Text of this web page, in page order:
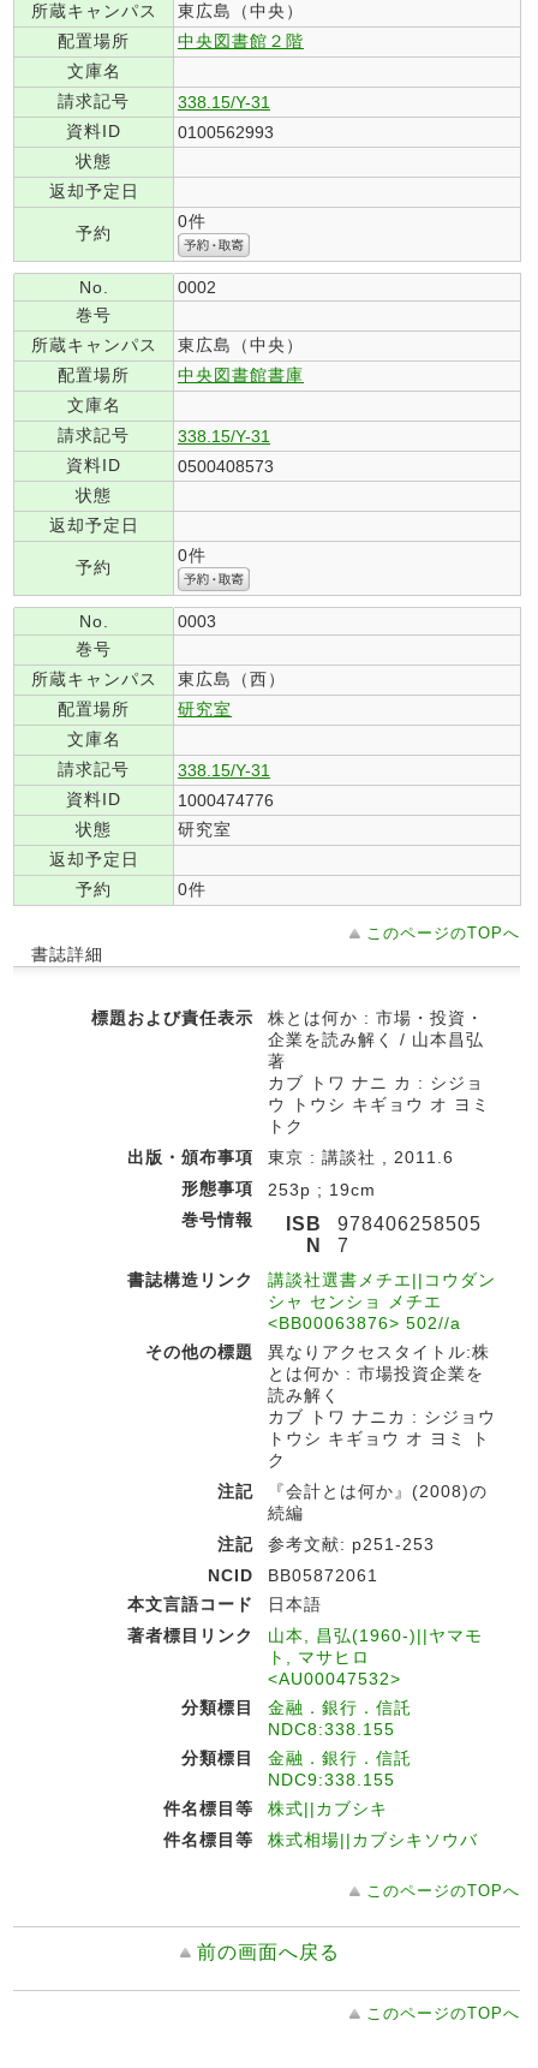
所蔵キャンパス
東広島（中央）
配置場所
中央図書館２階
文庫名
請求記号
338.15/Y-31
資料ID
0100562993
状態
返却予定日
予約
0件
No.
0002
巻号
所蔵キャンパス
東広島（中央）
配置場所
中央図書館書庫
文庫名
請求記号
338.15/Y-31
資料ID
0500408573
状態
返却予定日
予約
0件
No.
0003
巻号
所蔵キャンパス
東広島（西）
配置場所
研究室
文庫名
請求記号
338.15/Y-31
資料ID
1000474776
状態
研究室
返却予定日
予約
0件
このページのTOPへ
書誌詳細
標題および責任表示
株とは何か : 市場・投資・
企業を読み解く / 山本昌弘
著
カブ トワ ナニ カ : シジョ
ウ トウシ キギョウ オ ヨミ
トク
出版・頒布事項
東京 : 講談社 , 2011.6
形態事項
253p ; 19cm
巻号情報
ISB
N
978406258505
7
書誌構造リンク
講談社選書メチエ||コウダン
シャ センショ メチエ
<BB00063876> 502//a
その他の標題
異なりアクセスタイトル:株
とは何か : 市場投資企業を
読み解く
カブ トワ ナニカ : シジョウ
トウシ キギョウ オ ヨミ ト
ク
注記
『会計とは何か』(2008)の
続編
注記
参考文献: p251-253
NCID
BB05872061
本文言語コード
日本語
著者標目リンク
山本, 昌弘(1960-)||ヤマモ
ト, マサヒロ
<AU00047532>
分類標目
金融．銀行．信託
NDC8:338.155
分類標目
金融．銀行．信託
NDC9:338.155
件名標目等
株式||カブシキ
件名標目等
株式相場||カブシキソウバ
このページのTOPへ
前の画面へ戻る
このページのTOPへ